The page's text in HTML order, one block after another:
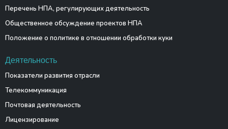
Перечень НПА, регулирующих деятельность
Общественное обсуждение проектов НПА
Положение о политике в отношении обработки куки
Деятельность
Показатели развития отрасли
Телекоммуникация
Почтовая деятельность
Лицензирование